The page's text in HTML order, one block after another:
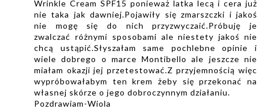
Wrinkle Cream SPF15 ponieważ latka lecą i cera już
nie taka jak dawniej.Pojawiły się zmarszczki i jakoś
nie mogę się do nich przyzwyczaić.Próbuję je
zwalczać różnymi sposobami ale niestety jakoś nie
chcą ustąpić.Słyszałam same pochlebne opinie i
wiele dobrego o marce Montibello ale jeszcze nie
miałam okazji jej przetestować.Z przyjemnością więc
wypróbowałabym ten krem żeby się przekonać na
własnej skórze o jego dobroczynnym działaniu.
Pozdrawiam-Wiola